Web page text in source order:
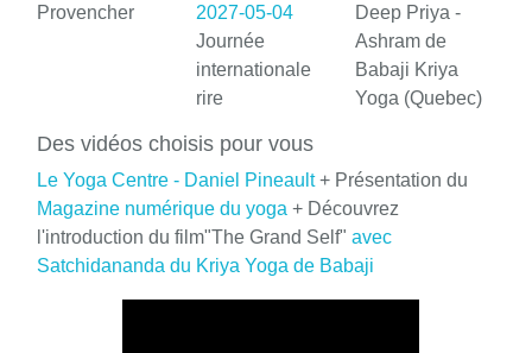
Provencher
2027-05-04
Journée
internationale
rire
Deep Priya -
Ashram de
Babaji Kriya
Yoga (Quebec)
Des vidéos choisis pour vous
Le Yoga Centre - Daniel Pineault+ Présentation du
Magazine numérique du yoga + Découvrez
l'introduction du film"The Grand Self" avec
Satchidananda du Kriya Yoga de Babaji